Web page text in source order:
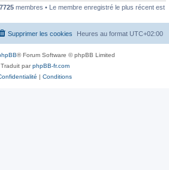
7725 membres • Le membre enregistré le plus récent est
Heures au format UTC+02:00
Supprimer les cookies
® Forum Software © phpBB Limited
Traduit parphpBB-fr.com
| Conditions